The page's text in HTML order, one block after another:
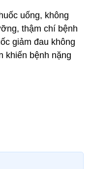
uống, không
thậm chí bệnh
giảm đau không
khiến bệnh nặng